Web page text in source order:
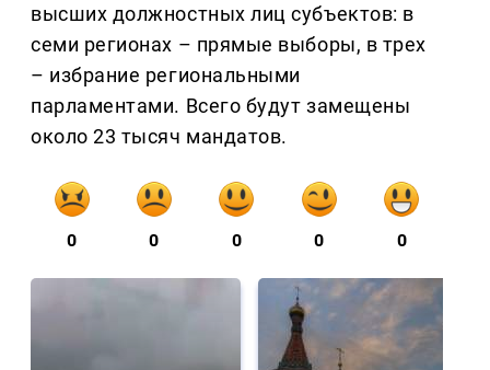
высших должностных лиц субъектов: в
семи регионах – прямые выборы, в трех
– избрание региональными
парламентами. Всего будут замещены
около 23 тысяч мандатов.
0 0 0 0 0